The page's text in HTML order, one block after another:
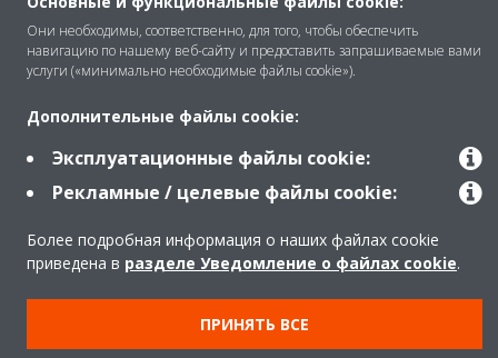
Правила
Использование cookie
Конфиденциальность данных
Корпоративная этика
Data Act
Они необходимы, соответственно, для того, чтобы обеспечить
навигацию по нашему веб-сайту и предоставить запрашиваемые вами
услуги («минимально необходимые файлы cookie»).
Дополнительные файлы cookie:
Эксплуатационные файлы cookie:
Рекламные / целевые файлы cookie:
Более подробная информация о наших файлах cookie
приведена в разделе Уведомление о файлах cookie.
ПРИНЯТЬ ВСЕ